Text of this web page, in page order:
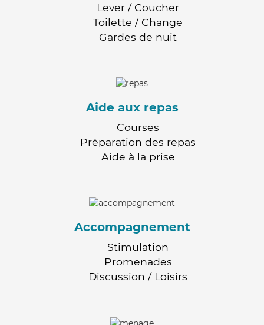
Lever / Coucher
Toilette / Change
Gardes de nuit
Aide aux repas
Courses
Préparation des repas
Aide à la prise
Accompagnement
Stimulation
Promenades
Discussion / Loisirs